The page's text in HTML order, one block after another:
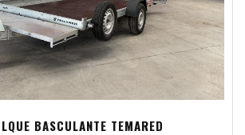
BASCULANTE TEMARED